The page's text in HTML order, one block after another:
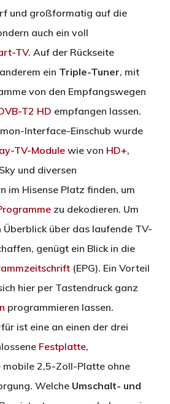
und großformatig auf die
auch ein voll
TV. Auf der Rückseite
ein Triple-Tuner, mit
von den Empfangswegen
T2 HD empfangen lassen.
Interface-Einschub wurde
TV-Modulewie von HD+,
und diversen
im Hisense Platz finden, um
zu dekodieren. Um
Überblick über das laufende TV-
genügt ein Blick in die
(EPG). Ein Vorteil
hier per Tastendruck ganz
programmieren lassen.
ist eine an einen der drei
Festplatte,
mobile 2,5-Zoll-Platte ohne
Welche Umschalt- und